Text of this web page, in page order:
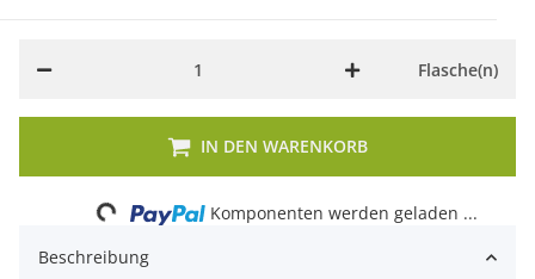
Flasche(n)
IN DEN WARENKORB
Loading...
Komponenten werden geladen ...
Beschreibung